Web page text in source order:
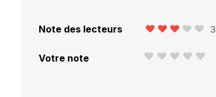
Note des lecteurs 3
Votre note